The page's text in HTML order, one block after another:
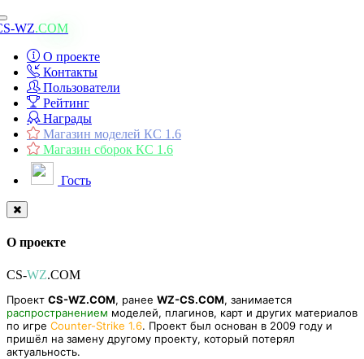
Toggle
navigation
WZ.COM
О проекте
Контакты
Пользователи
Рейтинг
Награды
Магазин моделей КС 1.6
Магазин сборок КС 1.6
Гость
О проекте
CS-WZ.COM
Проект CS-WZ.COM, ранее WZ-CS.COM, занимается
распространением моделей, плагинов, карт и других материалов
по игре Counter-Strike 1.6. Проект был основан в 2009 году и
пришёл на замену другому проекту, который потерял
актуальность.